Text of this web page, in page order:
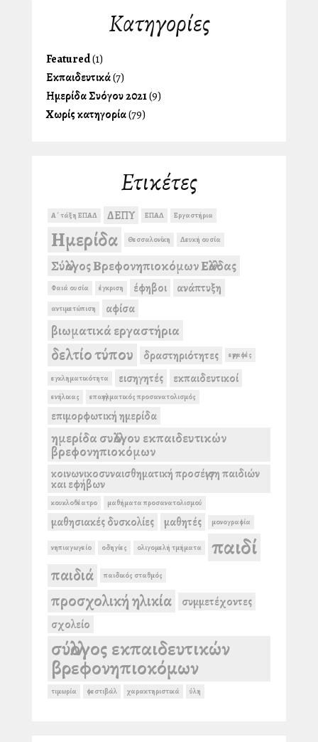
Kατηγορίες
Featured(1)
Εκπαιδευτικά(7)
Ημερίδα Συλλόγου 2021(9)
Χωρίς κατηγορία(79)
Ετικέτες
Α΄ τάξη ΕΠΑΛ ΔΕΠΥ ΕΠΑΛ Εργαστήρια
Ημερίδα Θεσσαλονίκη Λευκή ουσία
Σύλλογος Βρεφονηπιοκόμων Ελλάδας
Φαιά ουσία έγκριση έφηβοι ανάπτυξη
αντιμετώπιση αφίσα
βιωματικά εργαστήρια
δελτίο τύπου δραστηριότητες εγγραφές
εγκληματικότητα εισηγητές εκπαιδευτικοί
ενήλικας επαγγελματικός προσανατολισμός
επιμορφωτική ημερίδα
ημερίδα συλλόγου εκπαιδευτικών
βρεφονηπιοκόμων
κοινωνικοσυναισθηματική προσέγγιση παιδιών
και εφήβων
κουκλοθέατρο μαθήματα προσανατολισμού
μαθησιακές δυσκολίες μαθητές μονογραφία
νηπιαγωγείο οδηγίες ολιγομελή τμήματα παιδί
παιδιά παιδικός σταθμός
προσχολική ηλικία
συμμετέχοντες
σχολείο
σύλλογος εκπαιδευτικών
βρεφονηπιοκόμων
τιμωρία φεστιβάλ χαρακτηριστικά ύλη